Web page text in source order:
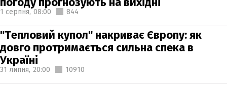
1 серпня, 08:00 844
"Тепловий купол" накриває Європу: як
довго протримається сильна спека в
Україні
31 липня, 20:00 10910